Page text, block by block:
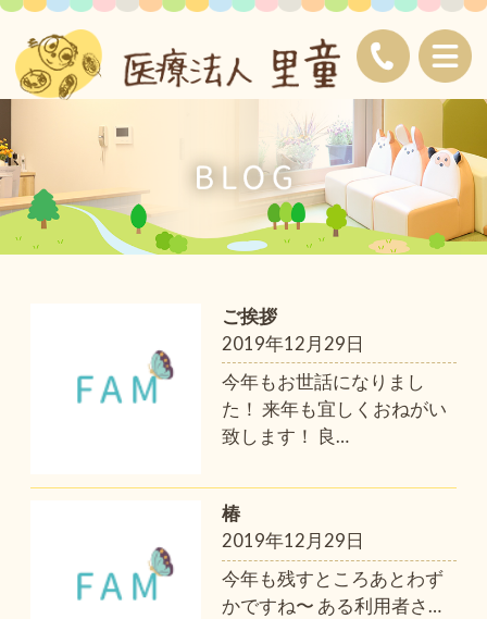
ご挨拶
2019年12月29日
今年もお世話になりまし
た！ 来年も宜しくおねがい
致します！ 良…
椿
2019年12月29日
今年も残すところあとわず
かですね〜 ある利用者さ…